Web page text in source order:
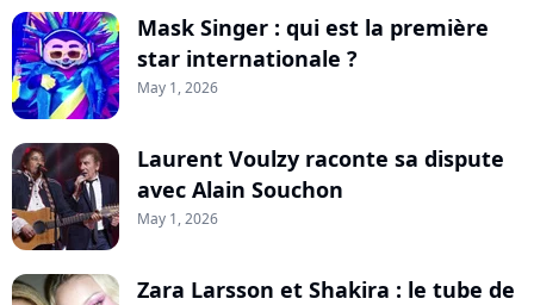
Mask Singer : qui est la première
star internationale ?
May 1, 2026
Laurent Voulzy raconte sa dispute
avec Alain Souchon
May 1, 2026
Zara Larsson et Shakira : le tube de